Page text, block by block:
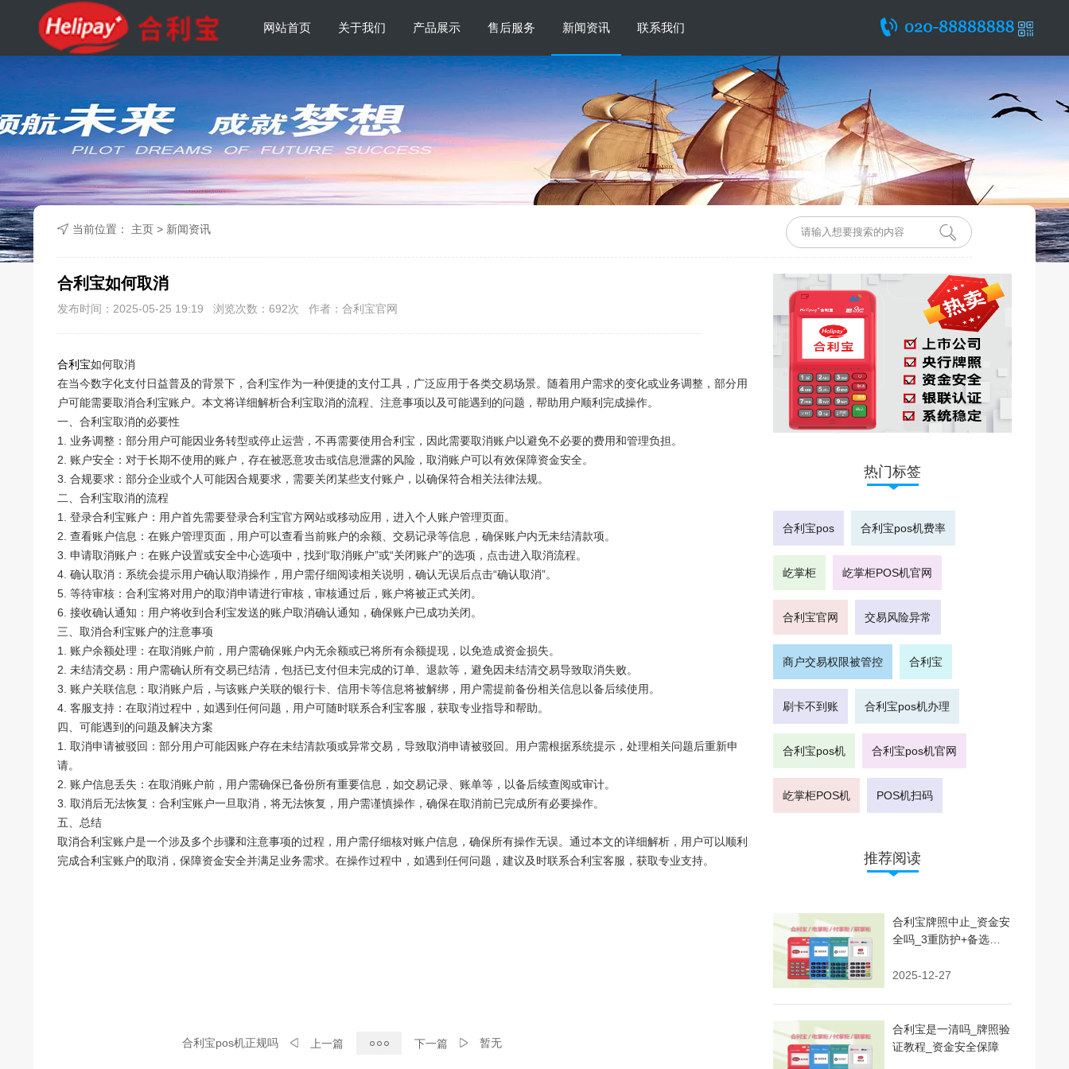
网站首页 关于我们 产品展示 售后服务 新闻资讯 联系我们
我们的客户 收费项目
当前位置： 主页 > 新闻资讯
合利宝如何取消
发布时间：2025-05-25 19:19 浏览次数： 692次 作者：合利宝官网
合利宝如何取消
在当今数字化支付日益普及的背景下，合利宝作为一种便捷的支付工具，广泛应用于各类交易场景。随着用户需求的变化或业务调整，部分用
户可能需要取消合利宝账户。本文将详细解析合利宝取消的流程、注意事项以及可能遇到的问题，帮助用户顺利完成操作。
一、合利宝取消的必要性
1. 业务调整：部分用户可能因业务转型或停止运营，不再需要使用合利宝，因此需要取消账户以避免不必要的费用和管理负担。
2. 账户安全：对于长期不使用的账户，存在被恶意攻击或信息泄露的风险，取消账户可以有效保障资金安全。
3. 合规要求：部分企业或个人可能因合规要求，需要关闭某些支付账户，以确保符合相关法律法规。
二、合利宝取消的流程
1. 登录合利宝账户：用户首先需要登录合利宝官方网站或移动应用，进入个人账户管理页面。
2. 查看账户信息：在账户管理页面，用户可以查看当前账户的余额、交易记录等信息，确保账户内无未结清款项。
3. 申请取消账户：在账户设置或安全中心选项中，找到“取消账户”或“关闭账户”的选项，点击进入取消流程。
4. 确认取消：系统会提示用户确认取消操作，用户需仔细阅读相关说明，确认无误后点击“确认取消”。
5. 等待审核：合利宝将对用户的取消申请进行审核，审核通过后，账户将被正式关闭。
6. 接收确认通知：用户将收到合利宝发送的账户取消确认通知，确保账户已成功关闭。
三、取消合利宝账户的注意事项
1. 账户余额处理：在取消账户前，用户需确保账户内无余额或已将所有余额提现，以免造成资金损失。
2. 未结清交易：用户需确认所有交易已结清，包括已支付但未完成的订单、退款等，避免因未结清交易导致取消失败。
3. 账户关联信息：取消账户后，与该账户关联的银行卡、信用卡等信息将被解绑，用户需提前备份相关信息以备后续使用。
4. 客服支持：在取消过程中，如遇到任何问题，用户可随时联系合利宝客服，获取专业指导和帮助。
四、可能遇到的问题及解决方案
1. 取消申请被驳回：部分用户可能因账户存在未结清款项或异常交易，导致取消申请被驳回。用户需根据系统提示，处理相关问题后重新申
请。
2. 账户信息丢失：在取消账户前，用户需确保已备份所有重要信息，如交易记录、账单等，以备后续查阅或审计。
3. 取消后无法恢复：合利宝账户一旦取消，将无法恢复，用户需谨慎操作，确保在取消前已完成所有必要操作。
五、总结
取消合利宝账户是一个涉及多个步骤和注意事项的过程，用户需仔细核对账户信息，确保所有操作无误。通过本文的详细解析，用户可以顺利
完成合利宝账户的取消，保障资金安全并满足业务需求。在操作过程中，如遇到任何问题，建议及时联系合利宝客服，获取专业支持。
合利宝pos机正规吗 上一篇 下一篇 暂无
热门标签
合利宝pos 合利宝pos机费率
屹掌柜 屹掌柜POS机官网
合利宝官网 交易风险异常
商户交易权限被管控 合利宝
刷卡不到账 合利宝pos机办理
合利宝pos机 合利宝pos机官网
屹掌柜POS机 POS机扫码
推荐阅读
合利宝牌照中止_资金安
全吗_3重防护+备选方
2025-12-27
合利宝是一清吗_牌照验
证教程_资金安全保障